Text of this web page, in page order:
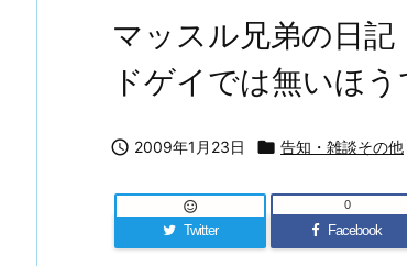
マッスル兄弟の日
ドゲイでは無いほ
 2009年1月23日  告知・雑談その他
Twitter

Facebook
0